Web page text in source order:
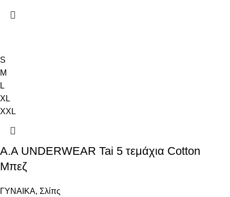
S
M
L
XL
XXL
A.A UNDERWEAR Tai 5 τεμάχια Cotton
Μπεζ
ΓΥΝΑΙΚΑ, Σλίπς